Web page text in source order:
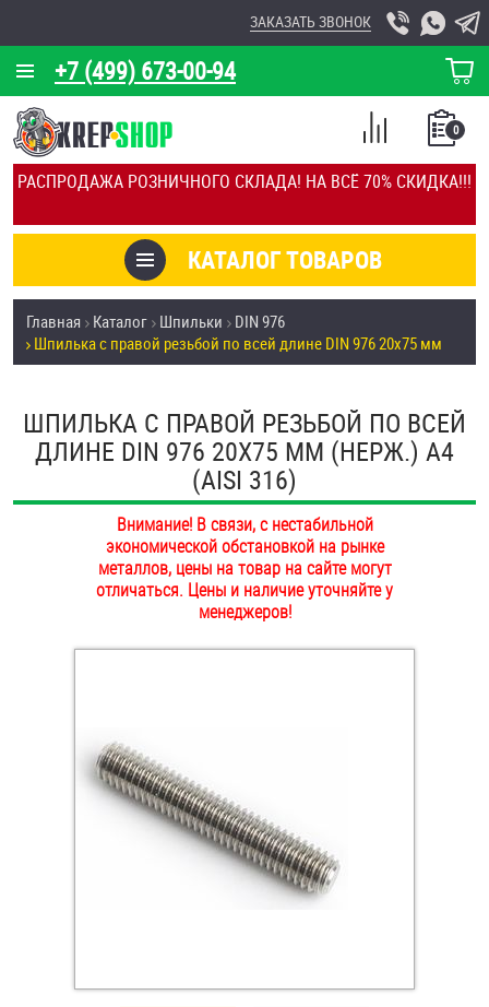
РАСПРОДАЖА РОЗНИЧНОГО СКЛАДА! НА ВСЁ 70% СКИДКА!!!
+7 (499) 673-00-94
ЗАКАЗАТЬ ЗВОНОК
КОРЗИНА
О КОМПАНИИ
КАЛЬКУЛЯТОР
ОТЗЫВЫ
УСЛУГИ
СКИДКИ
ОПТ
ПОКУПАТЕЛЯМ
ОПЛАТА И ДОСТАВКА
НАШИ МАГАЗИНЫ
КАТАЛОГ ТОВАРОВ
0
СПИСОК
СРАВНЕНИЕ
Товары со скидкой
Анкеры
Антивандальный крепёж, инструмент
Заклепки (Гайки-Заклепки)
Инструмент
Крюки, кольца с метрической резьбой
Главная Каталог Шпильки
DIN 976
Шпилька с правой резьбой по всей длине DIN 976 20х75 мм
ШПИЛЬКА С ПРАВОЙ РЕЗЬБОЙ ПО ВСЕЙ
ДЛИНЕ DIN 976 20Х75 ММ (НЕРЖ.) A4
(AISI 316)
Внимание! В связи, с нестабильной
экономической обстановкой на рынке
металлов, цены на товар на сайте могут
отличаться. Цены и наличие уточняйте у
менеджеров!